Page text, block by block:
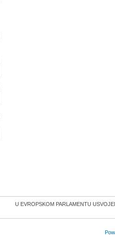
U EVROPSKOM PARLAMENTU